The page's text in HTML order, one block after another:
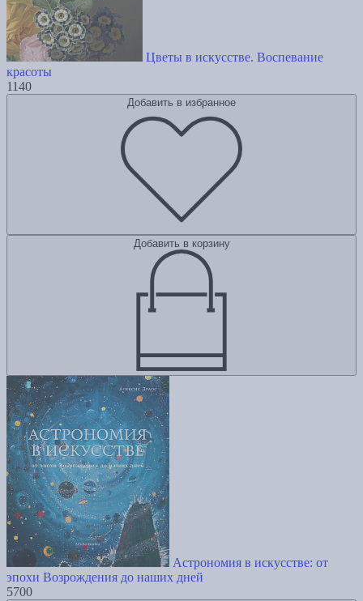
Цветы в искусстве. Воспевание
красоты
1140
Добавить в избранное
Добавить в корзину
Астрономия в искусстве: от
эпохи Возрождения до наших дней
5700